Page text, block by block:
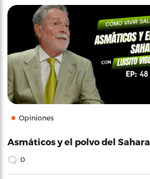
Opiniones
Asmáticos y el polvo del Sahara
0